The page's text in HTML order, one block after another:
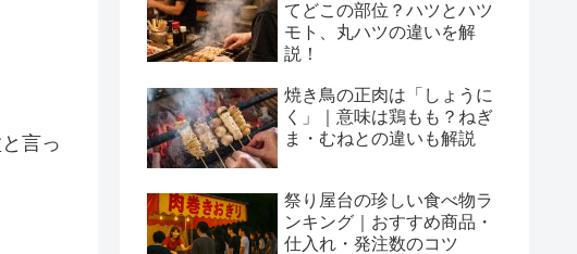
言っ
てどこの部位？ハツとハツ
モト、丸ハツの違いを解
説！
焼き鳥の正肉は「しょうに
く」｜意味は鶏もも？ねぎ
ま・むねとの違いも解説
祭り屋台の珍しい食べ物ラ
ンキング｜おすすめ商品・
仕入れ・発注数のコツ